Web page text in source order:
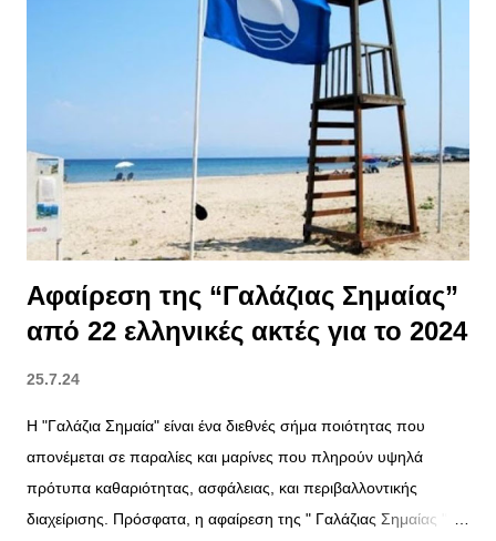
προήλθαν κατά βάση μέσω της εφαρμογής MyCoast αλλά και
μέσω τηλεφωνικών κλήσεων στις κατά τόπους Κτηματικές
Υπηρεσίες. Οι έλεγχοι επικεντρώθηκαν σε περισσότερες από
150 παραλίες και περισσότερες από 750 επιχειρήσεις.
Αποτελέσματα των Ελέγχων Η γενική εικόνα από τους μαζικούς
ελέγχους είναι σαφώς βελτιωμένη σε σχέση με προηγούμενα
χρόνια, καθώς η πλειονότητα των επιχειρήσεων
συμμορφώθηκε με τους νέους κανόνες και το νέο νομικό
πλαίσιο. Ωστόσο, προέκυψ...
Αφαίρεση της “Γαλάζιας Σημαίας”
από 22 ελληνικές ακτές για το 2024
25.7.24
Η "Γαλάζια Σημαία" είναι ένα διεθνές σήμα ποιότητας που
απονέμεται σε παραλίες και μαρίνες που πληρούν υψηλά
πρότυπα καθαριότητας, ασφάλειας, και περιβαλλοντικής
διαχείρισης. Πρόσφατα, η αφαίρεση της " Γαλάζιας Σημαίας "